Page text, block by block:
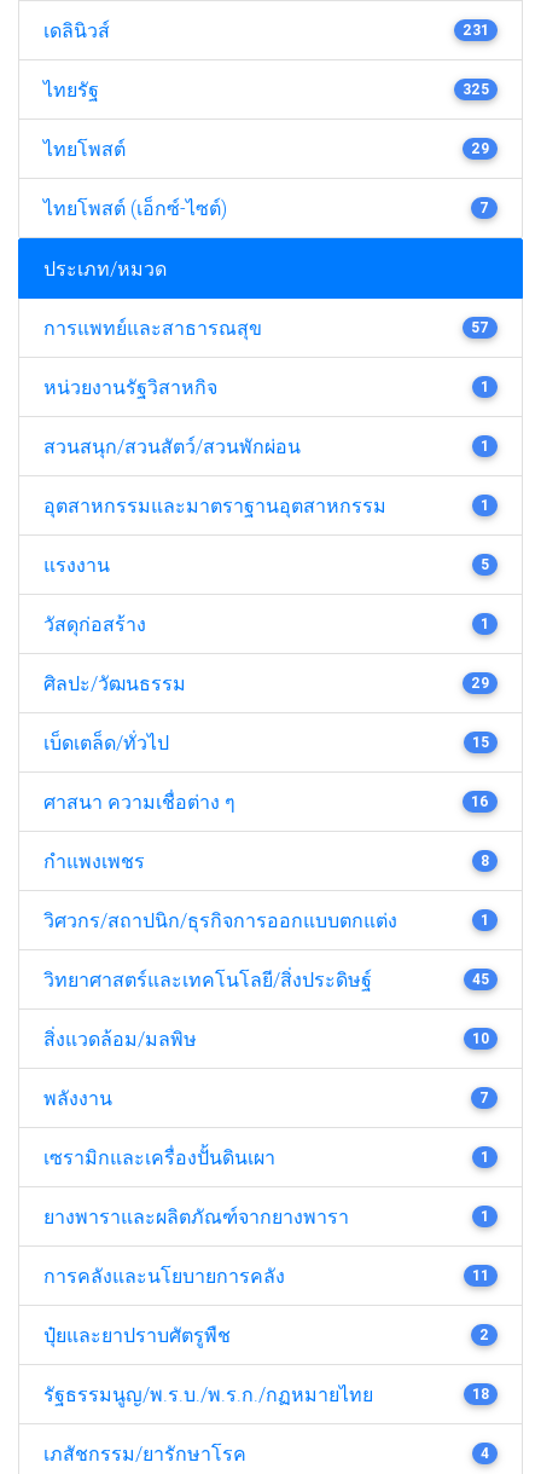
เดลินิวส์ 231
ไทยรัฐ 325
ไทยโพสต์ 29
ไทยโพสต์ (เอ็กซ์-ไซต์) 7
ประเภท/หมวด
การแพทย์และสาธารณสุข 57
หน่วยงานรัฐวิสาหกิจ 1
สวนสนุก/สวนสัตว์/สวนพักผ่อน 1
อุตสาหกรรมและมาตราฐานอุตสาหกรรม 1
แรงงาน 5
วัสดุก่อสร้าง 1
ศิลปะ/วัฒนธรรม 29
เบ็ดเตล็ด/ทั่วไป 15
ศาสนา ความเชื่อต่าง ๆ 16
กำแพงเพชร 8
วิศวกร/สถาปนิก/ธุรกิจการออกแบบตกแต่ง 1
วิทยาศาสตร์และเทคโนโลยี/สิ่งประดิษฐ์ 45
สิ่งแวดล้อม/มลพิษ 10
พลังงาน 7
เซรามิกและเครื่องปั้นดินเผา 1
ยางพาราและผลิตภัณฑ์จากยางพารา 1
การคลังและนโยบายการคลัง 11
ปุ๋ยและยาปราบศัตรูพืช 2
รัฐธรรมนูญ/พ.ร.บ./พ.ร.ก./กฏหมายไทย 18
เภสัชกรรม/ยารักษาโรค 4